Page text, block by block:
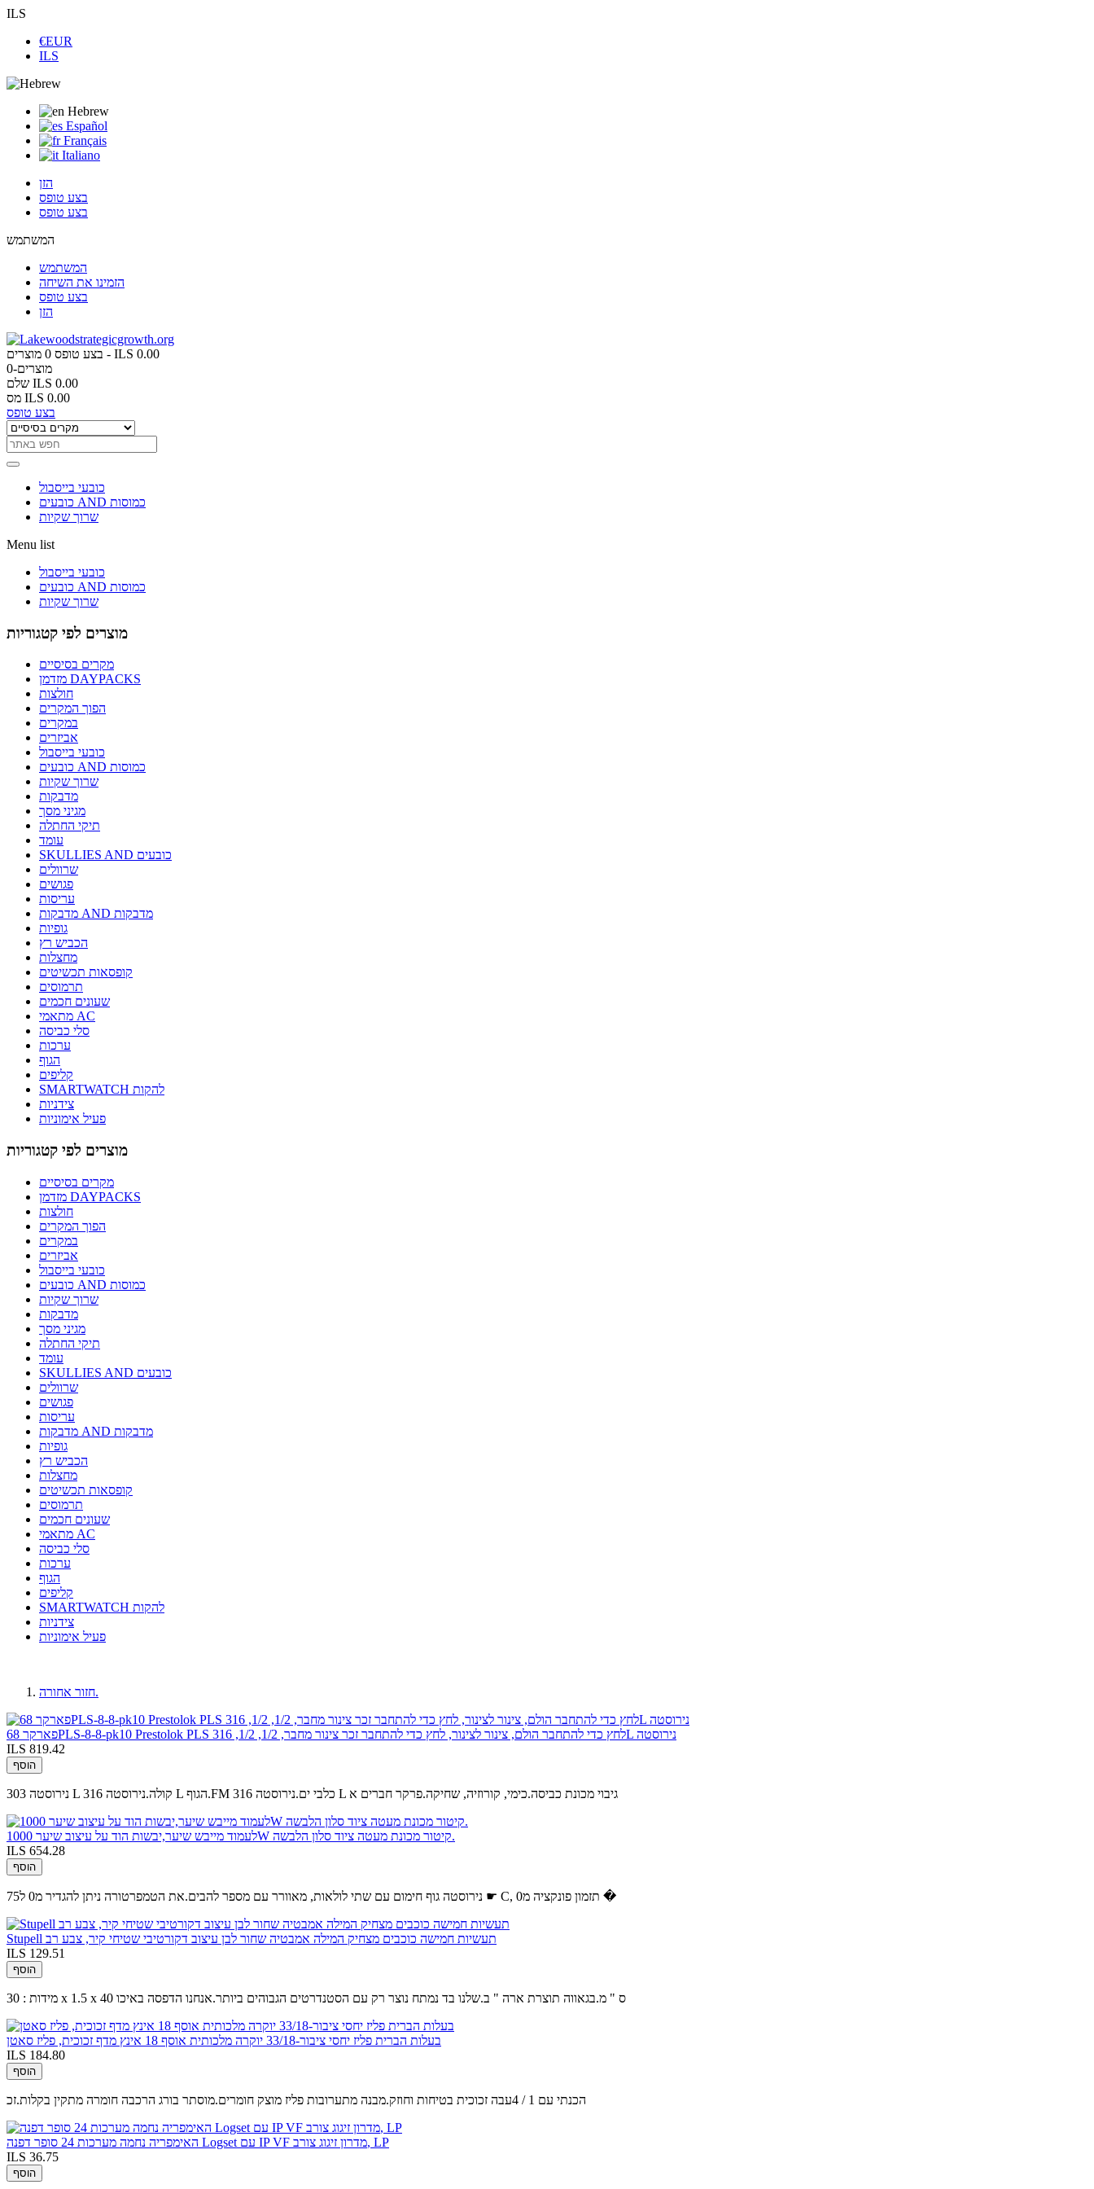
ILS
€EUR
ILS
Hebrew
Español
Français
Italiano
הזן
בצע טופס
בצע טופס
המשתמש
המשתמש
הזמינו את השיחה
בצע טופס
הזן
בצע טופס 0 מוצרים - ILS 0.00
0-מוצרים
שלם ILS 0.00
מס ILS 0.00
בצע טופס
כובעי בייסבול
כובעים AND כמוסות
שרוך שקיות
Menu list
כובעי בייסבול
כובעים AND כמוסות
שרוך שקיות
מוצרים לפי קטגוריות
מקרים בסיסיים
מזדמן DAYPACKS
חולצות
הפוך המקרים
במקרים
אביזרים
כובעי בייסבול
כובעים AND כמוסות
שרוך שקיות
מדבקות
מגיני מסך
תיקי החתלה
עומד
SKULLIES AND כובעים
שרוולים
פגושים
עריסות
מדבקות AND מדבקות
גופיות
הכביש רץ
מחצלות
קופסאות תכשיטים
תרמוסים
שעונים חכמים
מתאמי AC
סלי כביסה
ערכות
הגוף
קליפים
SMARTWATCH להקות
צידניות
פעיל אימוניות
מוצרים לפי קטגוריות
מקרים בסיסיים
מזדמן DAYPACKS
חולצות
הפוך המקרים
במקרים
אביזרים
כובעי בייסבול
כובעים AND כמוסות
שרוך שקיות
מדבקות
מגיני מסך
תיקי החתלה
עומד
SKULLIES AND כובעים
שרוולים
פגושים
עריסות
מדבקות AND מדבקות
גופיות
הכביש רץ
מחצלות
קופסאות תכשיטים
תרמוסים
שעונים חכמים
מתאמי AC
סלי כביסה
ערכות
הגוף
קליפים
SMARTWATCH להקות
צידניות
פעיל אימוניות
חזור אחורה.
פארקר 68PLS-8-8-pk10 Prestolok PLS לחץ כדי להתחבר הולם, צינור לצינור, לחץ כדי להתחבר זכר צינור מחבר, 1/2, 1/2, 316L נירוסטה
ILS 819.42
הוסף
נירוסטה 303 L קולה.נירוסטה 316 L הגוף.FM כלבי ים.נירוסטה 316 L גיבוי מכונת כביסה.כימי, קורוזיה, שחיקה.פרקר חברים א
לעמוד מייבש שיער,יבשות הוד על עיצוב שיער 1000W קיטור מכונת מעטה ציוד סלון הלבשה.
ILS 654.28
הוסף
נירוסטה גוף חימום עם שתי לולאות, מאוורר עם מספר להבים.את הטמפרטורה ניתן להגדיר מ0 ל75 ☛ C, תזמון פונקציה מ0 �
Stupell תעשיות חמישה כוכבים מצחיק המילה אמבטיה שחור לבן עיצוב דקורטיבי שטיחי קיר, צבע רב
ILS 129.51
הוסף
מידות : 30 x 1.5 x 40 ס " מ.בגאווה תוצרת ארה " ב.שלנו בד נמתח נוצר רק עם הסטנדרטים הגבוהים ביותר.אנחנו הדפסה באיכו
בעלות הברית פליז יחסי ציבור-33/18 יוקרה מלכותית אוסף 18 אינץ מדף זכוכית, פליז סאטן
ILS 184.80
הוסף
הכנתי עם 1 / 4עבה זכוכית בטיחות וחוזק.מבנה מתערובות פליז מוצק חומרים.מוסתר בורג הרכבה חומרה מתקין בקלות.זכ
האימפריה נחמה מערכות 24 סופר דפנה Logset עם IP VF מדרון זיגוג צורב, LP
ILS 36.75
הוסף